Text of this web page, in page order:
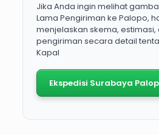
Jika Anda ingin melihat
Lama Pengiriman ke Palopo,
menjelaskan skema, estimasi,
pengiriman secara detail
Kapal
Ekspedisi Surabaya